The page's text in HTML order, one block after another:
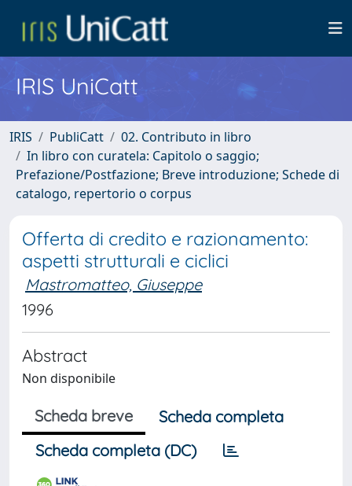
IRIS UniCatt
IRIS PubliCatt
02. Contributo in libro
In libro con curatela: Capitolo o saggio;
Prefazione/Postfazione; Breve introduzione; Schede di
catalogo, repertorio o corpus
Offerta di credito e razionamento:
aspetti strutturali e ciclici
Mastromatteo, Giuseppe
1996
Abstract
Non disponibile
Scheda breve
Scheda completa
Scheda completa (DC)